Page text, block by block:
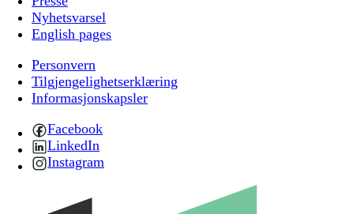
Nyhetsvarsel
English pages
Personvern
Tilgjengelighetserklæring
Informasjonskapsler
Facebook
LinkedIn
Instagram